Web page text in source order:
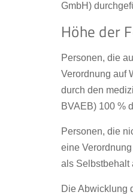
GmbH)
Höhe der
Personen, die
Verordnung auf
durch den
BVAEB) 100 %
Personen, die
eine
als Selbstbehalt
Die Abwicklung